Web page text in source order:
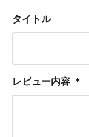
タイトル
レビュー内容 ＊